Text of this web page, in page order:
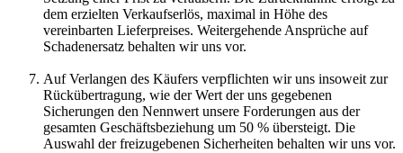
dem erzielten Verkaufserlös, maximal in Höhe des
vereinbarten Lieferpreises. Weitergehende Ansprüche auf
Schadenersatz behalten wir uns vor.
Auf Verlangen des Käufers verpflichten wir uns insoweit zur
Rückübertragung, wie der Wert der uns gegebenen
Sicherungen den Nennwert unsere Forderungen aus der
gesamten Geschäftsbeziehung um 50 % übersteigt. Die
Auswahl der freizugebenen Sicherheiten behalten wir uns vor.